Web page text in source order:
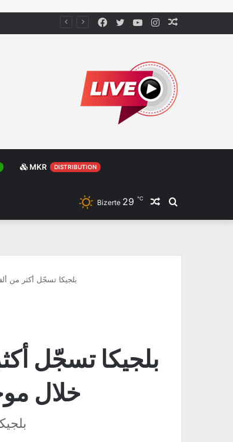
Instagram
YouTube
Twitter
Facebook
MKR DISTRIBUTION
Rechercher
Article
Bizerte 29 ℃
بلجيكا تسجّل أكثر من
بلجيكا تسجّل
خلال
بلجيكا: أكثر